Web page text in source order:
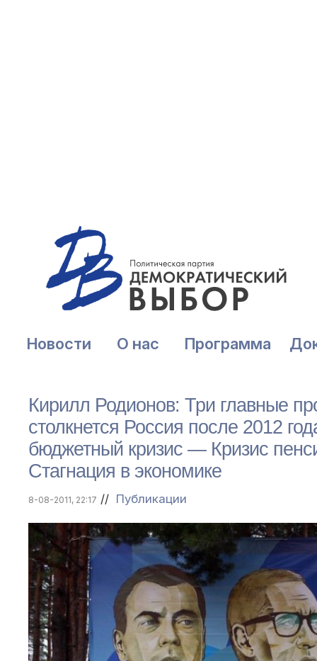
Новости О нас Программа
Кирилл Родионов: Три главные
столкнется Россия после 2012
бюджетный кризис — Кризис
Стагнация в экономике
8-08-2011, 22:17 // Публикации